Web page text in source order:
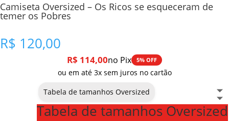
Camiseta Oversized – Os Ricos se esqueceram de
temer os Pobres
R$ 120,00
R$ 114,00no Pix 5% OFF
ou em até 3x sem juros no cartão
Tabela de tamanhos Oversized
Tabela de tamanhos Oversized